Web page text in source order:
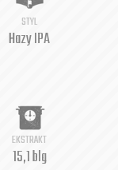
STYL
Hazy IPA
EKSTRAKT
15,1 blg